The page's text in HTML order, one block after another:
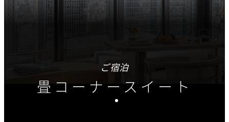
ご宿泊
畳コーナースイート